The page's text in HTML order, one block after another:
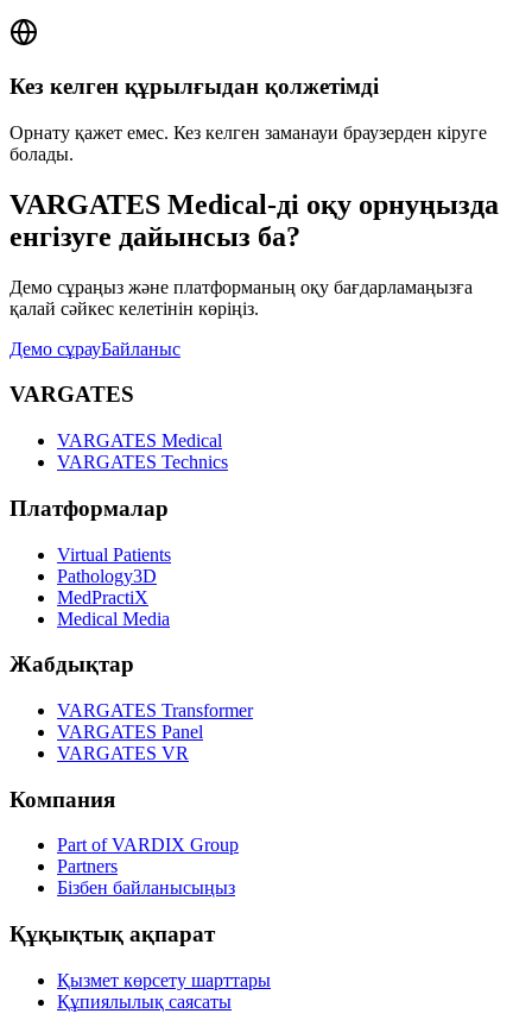
Кез келген құрылғыдан қолжетімді
Орнату қажет емес. Кез келген заманауи браузерден кіруге
болады.
VARGATES Medical-ді оқу орнуңызда
енгізуге дайынсыз ба?
Демо сұраңыз және платформаның оқу бағдарламаңызға
қалай сәйкес келетінін көріңіз.
Демо сұрауБайланыс
VARGATES
VARGATES Medical
VARGATES Technics
Платформалар
Virtual Patients
Pathology3D
MedPractiX
Medical Media
Жабдықтар
VARGATES Transformer
VARGATES Panel
VARGATES VR
Компания
Part of VARDIX Group
Partners
Бізбен байланысыңыз
Құқықтық ақпарат
Қызмет көрсету шарттары
Құпиялылық саясаты